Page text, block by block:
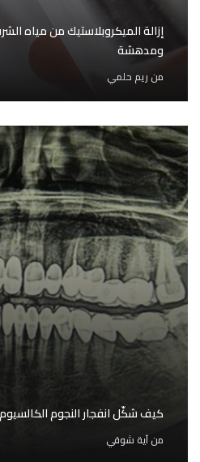
إزالة الميكروبلاستيك من مياه
ومدهشة
من ريم حلمي
كيف شكّل انفجار النجوم
منآية شوقي